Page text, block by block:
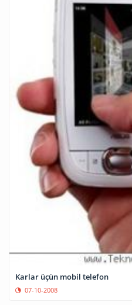
Karlar üçün mobil telefon
07-10-2008